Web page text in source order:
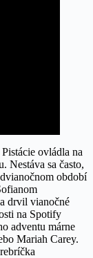
ovládla na
Nestáva sa často,
období
drvil vianočné
na Spotify
adventu márne
Mariah Carey.